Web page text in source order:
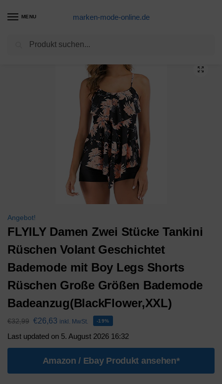
MENU marken-mode-online.de
Tankini Produkte / FLYILY Damen Zwei Stücke Tankini Rüschen Volant Geschichtet Bademode mit Boy Legs Shorts Rüschen Große Größen Bademode Badeanzug(BlackFlower,XXL)
Angebot!
FLYILY Damen Zwei Stücke Tankini
Rüschen Volant Geschichtet
Bademode mit Boy Legs Shorts
Rüschen Große Größen Bademode
Badeanzug(BlackFlower,XXL)
€32,99 €26,63 inkl. MwSt. -19%
Last updated on 5. August 2026 16:32
Amazon / Ebay Produkt ansehen*